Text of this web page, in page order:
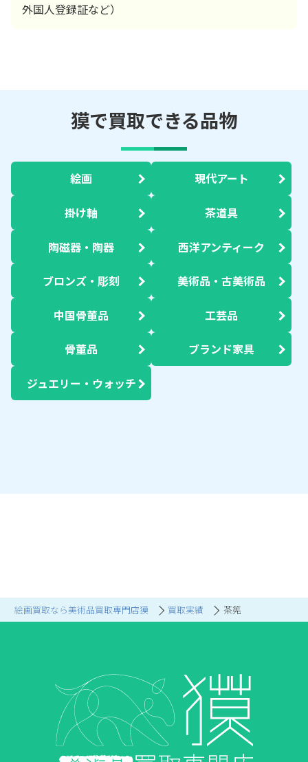
絵画買取なら美術品買取専門店獏 買取実績 茶筅
外国人登録証など）
獏で買取できる品物
絵画 現代アート
掛け軸 茶道具
陶磁器・陶器 西洋アンティーク
ブロンズ・彫刻 美術品・古美術品
中国骨董品 工芸品
骨董品 ブランド家具
ジュエリー・ウォッチ